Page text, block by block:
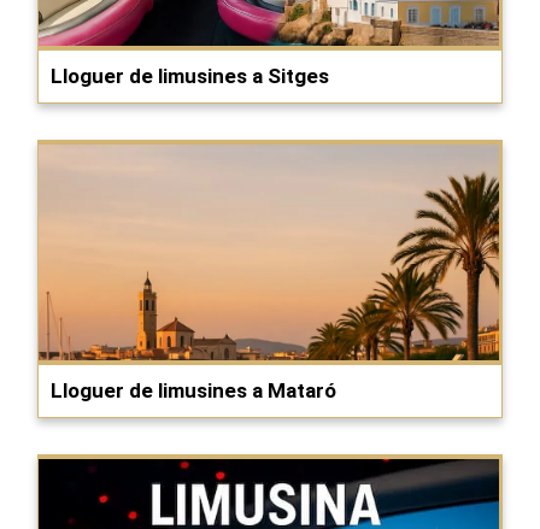
Lloguer de limusines a Sitges
Lloguer de limusines a Mataró